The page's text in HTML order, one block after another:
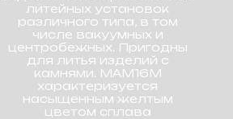
литейных установок
различного типа, в том
числе вакуумных и
центробежных. Пригодны
для литья изделий с
камнями. МАМ16М
характеризуется
насыщенным желтым
цветом сплава